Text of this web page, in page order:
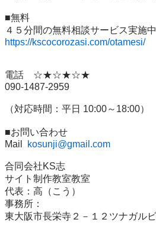
■無料
https://kscocorozasi.com/otamesi/
電話　☆★☆★☆★
090-1487-2959
（対応時間：平日 10:00～18:00）
■お問い合わせ
Mail
kosunji@gmail.com
合同会社KS志
サイト制作教室教室
代表：高（こう）
事務所：
東大阪市長栄寺２－１２ツナガル